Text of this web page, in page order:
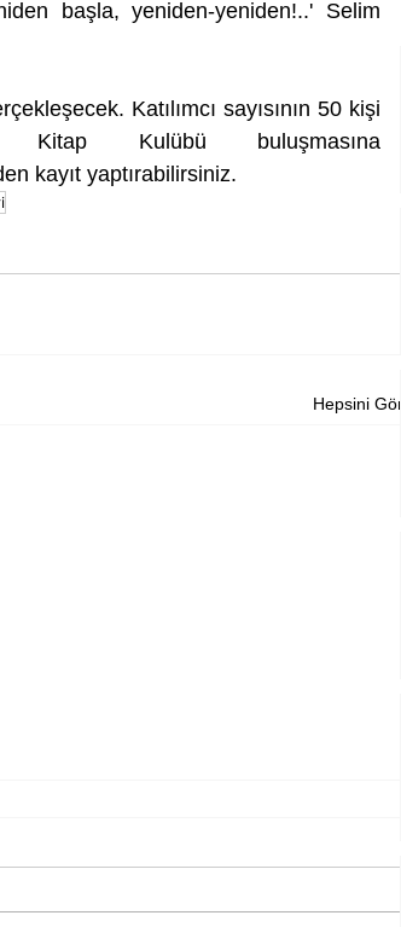
başla, yeniden-yeniden!..' Selim
Katılımcı sayısının 50 kişi
kayıt yaptırabilirsiniz.
Hepsini Gör